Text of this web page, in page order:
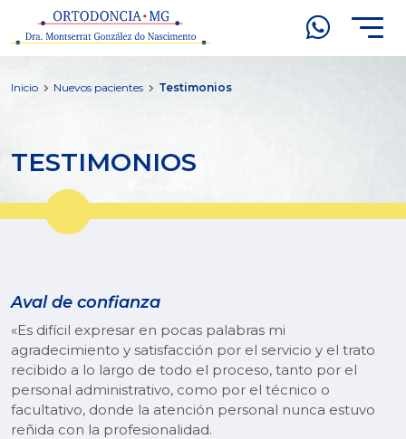
Inicio Nuevos pacientes Testimonios
TESTIMONIOS
Aval de confianza
«Es difícil expresar en pocas palabras mi
agradecimiento y satisfacción por el servicio y el trato
recibido a lo largo de todo el proceso, tanto por el
personal administrativo, como por el técnico o
facultativo, donde la atención personal nunca estuvo
reñida con la profesionalidad.